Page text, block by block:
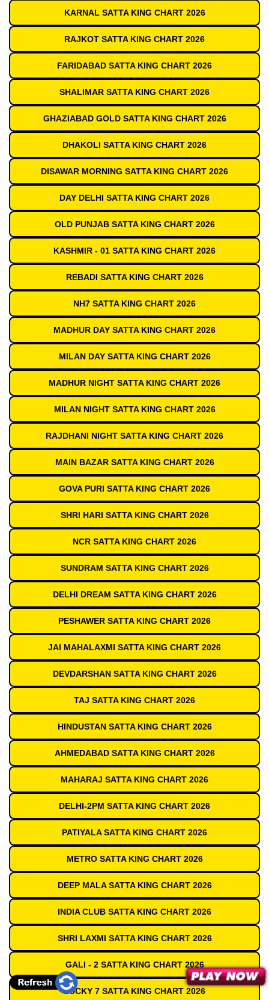
KARNAL SATTA KING CHART 2026
RAJKOT SATTA KING CHART 2026
FARIDABAD SATTA KING CHART 2026
SHALIMAR SATTA KING CHART 2026
GHAZIABAD GOLD SATTA KING CHART 2026
DHAKOLI SATTA KING CHART 2026
DISAWAR MORNING SATTA KING CHART 2026
DAY DELHI SATTA KING CHART 2026
OLD PUNJAB SATTA KING CHART 2026
KASHMIR - 01 SATTA KING CHART 2026
REBADI SATTA KING CHART 2026
NH7 SATTA KING CHART 2026
MADHUR DAY SATTA KING CHART 2026
MILAN DAY SATTA KING CHART 2026
MADHUR NIGHT SATTA KING CHART 2026
MILAN NIGHT SATTA KING CHART 2026
RAJDHANI NIGHT SATTA KING CHART 2026
MAIN BAZAR SATTA KING CHART 2026
GOVA PURI SATTA KING CHART 2026
SHRI HARI SATTA KING CHART 2026
NCR SATTA KING CHART 2026
SUNDRAM SATTA KING CHART 2026
DELHI DREAM SATTA KING CHART 2026
PESHAWER SATTA KING CHART 2026
JAI MAHALAXMI SATTA KING CHART 2026
DEVDARSHAN SATTA KING CHART 2026
TAJ SATTA KING CHART 2026
HINDUSTAN SATTA KING CHART 2026
AHMEDABAD SATTA KING CHART 2026
MAHARAJ SATTA KING CHART 2026
DELHI-2PM SATTA KING CHART 2026
PATIYALA SATTA KING CHART 2026
METRO SATTA KING CHART 2026
DEEP MALA SATTA KING CHART 2026
INDIA CLUB SATTA KING CHART 2026
SHRI LAXMI SATTA KING CHART 2026
GALI - 2 SATTA KING CHART 2026
LUCKY 7 SATTA KING CHART 2026